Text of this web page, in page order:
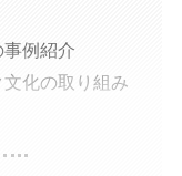
例紹介
化の取り組み